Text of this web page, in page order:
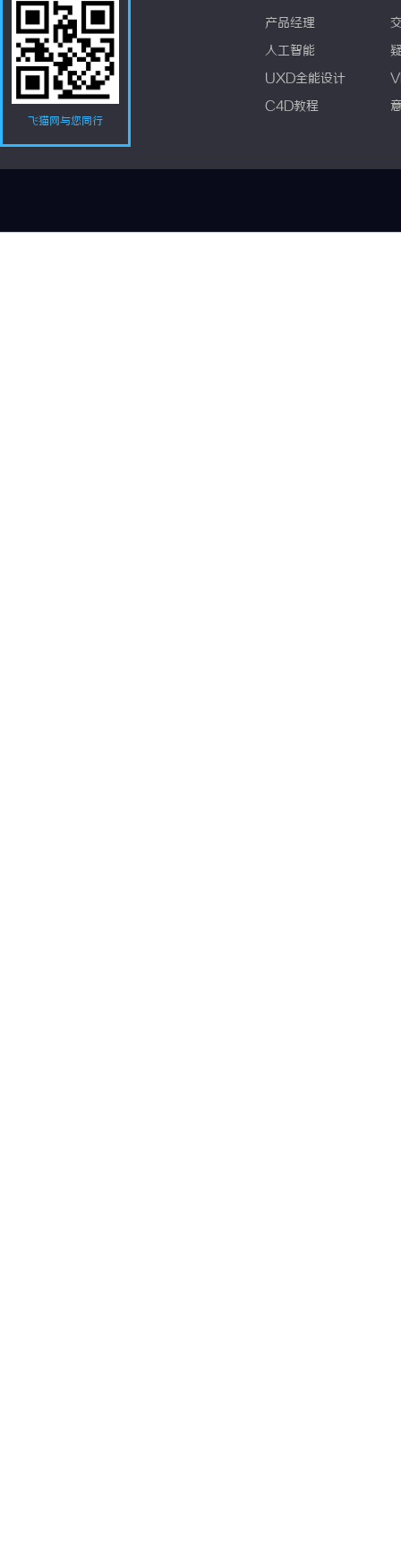
飞猫网与您同行
产品经理
人工智能
UXD全能设计
C4D教程